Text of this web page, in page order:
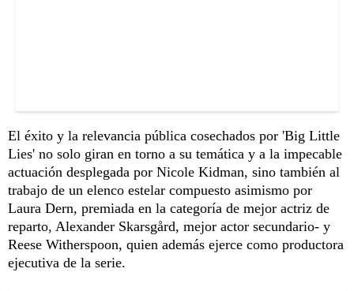
El éxito y la relevancia pública cosechados por 'Big Little
Lies' no solo giran en torno a su temática y a la impecable
actuación desplegada por Nicole Kidman, sino también al
trabajo de un elenco estelar compuesto asimismo por
Laura Dern, premiada en la categoría de mejor actriz de
reparto, Alexander Skarsgård, mejor actor secundario- y
Reese Witherspoon, quien además ejerce como productora
ejecutiva de la serie.